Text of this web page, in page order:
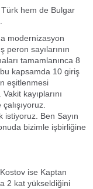
Türk hem de Bulgar
modernizasyon
peron sayılarının
tamamlanınca 8
kapsamda 10 giriş
eşitlenmesi
kayıplarını
Ben Sayın
bizimle işbirliğine
ise Kaptan
2 kat yükseldiğini